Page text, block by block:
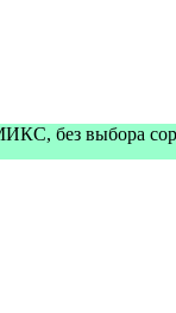
без выбора